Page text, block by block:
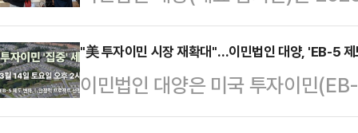
…
미국 이민국(USCIS)은 EB-5 제도
으로 운영되는 이민 프로그램으로
흐름에 맞춰 미국투자이민 신규
D.C. 의회도서관(Library of
Statesmanship Awards
이어 4월22일에는 전직 미 연방
Congress, 이하 FMC) 의회 연
"美 투자이민 시장 재확대"…이민법인 대양, 'EB-5 제
이민법인 대양은 미국 투자이민
투자이민 세미나를 개최할 예정이